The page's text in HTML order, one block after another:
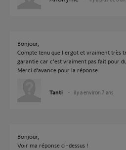
Bonjour,
Compte tenu que l'ergot et vraiment très
garantie car c'est vraiment pas fait pour
Merci d'avance pour la réponse
Tanti il y a environ 7 ans
Bonjour,
Voir ma réponse ci-dessus !